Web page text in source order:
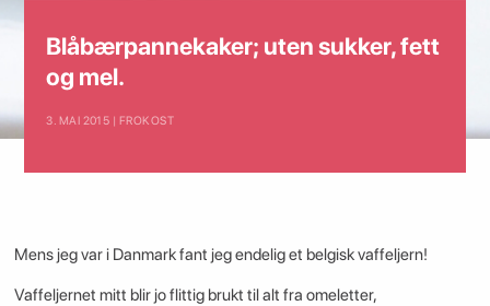
Blåbærpannekaker; uten sukker, fett
og mel.
3. MAI 2015 | FROKOST
Mens jeg var i Danmark fant jeg endelig et belgisk vaffeljern!
Vaffeljernet mitt blir jo flittig brukt til alt fra omeletter,